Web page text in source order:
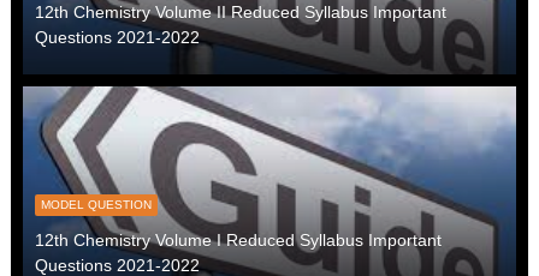
12th Chemistry Volume II Reduced Syllabus Important
Questions 2021-2022
MODEL QUESTION
12th Chemistry Volume I Reduced Syllabus Important
Questions 2021-2022